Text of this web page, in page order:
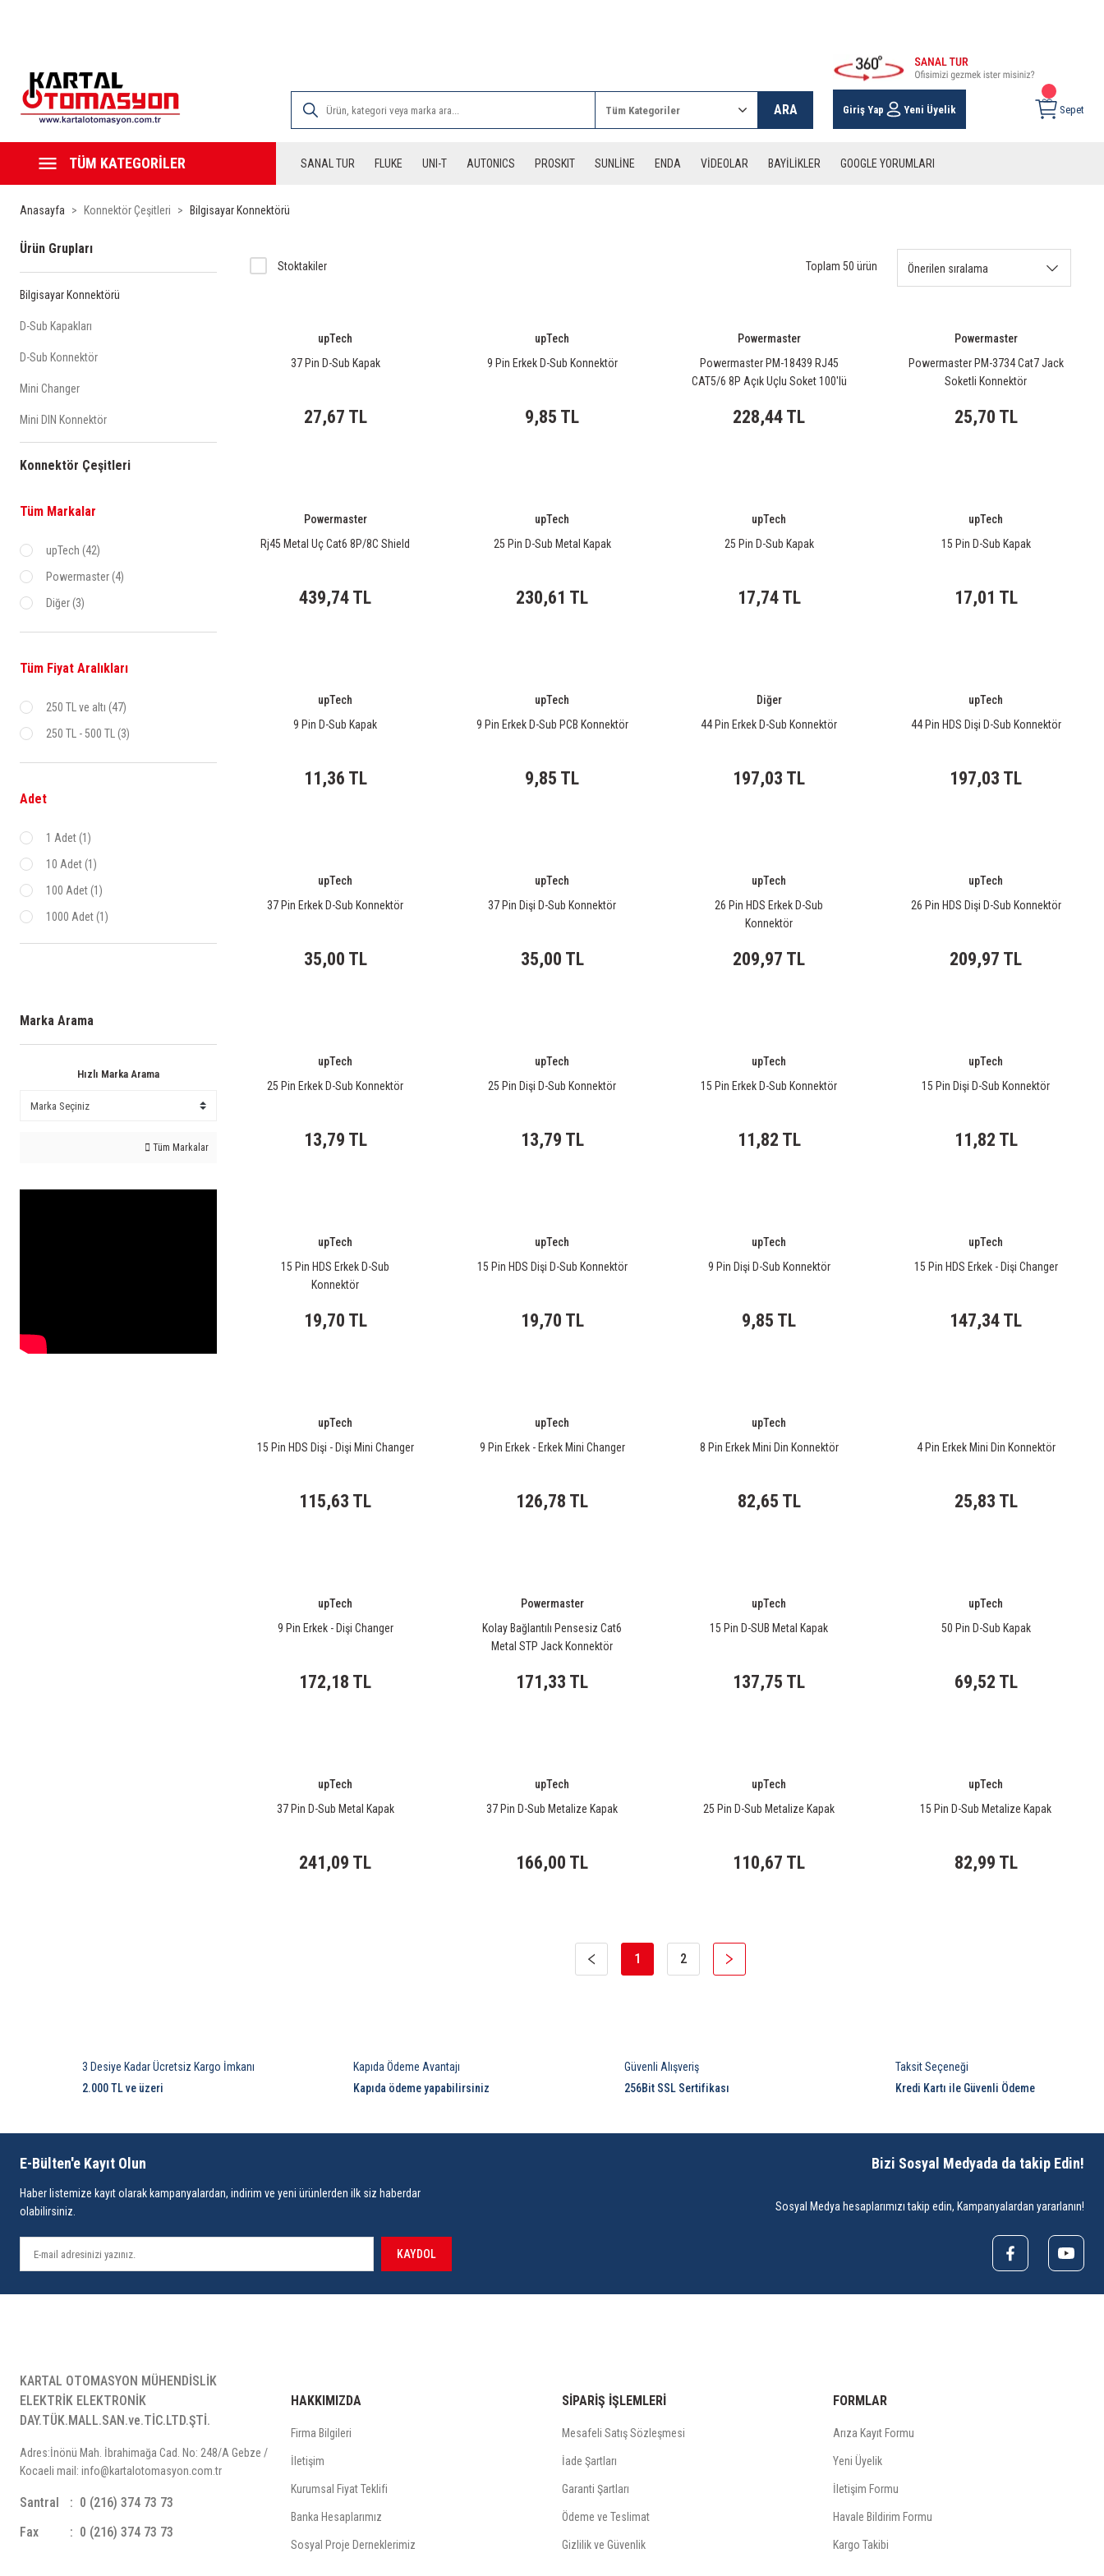
ARA Giriş Yap Yeni Üyelik Sepet
TÜM KATEGORİLER SANAL TUR FLUKE UNI-T AUTONICS PROSKIT SUNLİNE ENDA VİDEOLAR BAYİLİKLER GOOGLE YORUMLARI
Anasayfa Konnektör Çeşitleri Bilgisayar Konnektörü
Ürün Grupları
Bilgisayar Konnektörü
D-Sub Kapakları
D-Sub Konnektör
Mini Changer
Mini DIN Konnektör
Konnektör Çeşitleri
Tüm Markalar
upTech (42)
Powermaster (4)
Diğer (3)
Tüm Fiyat Aralıkları
250 TL ve altı (47)
250 TL - 500 TL (3)
Adet
1 Adet (1)
10 Adet (1)
100 Adet (1)
1000 Adet (1)
Marka Arama
Hızlı Marka Arama
Tüm Markalar
Stoktakiler Toplam 50 ürün
upTech
37 Pin D-Sub Kapak
27,67 TL
upTech
9 Pin Erkek D-Sub Konnektör
9,85 TL
Powermaster
Powermaster PM-18439 RJ45
CAT5/6 8P Açık Uçlu Soket 100'lü
228,44 TL
Powermaster
Powermaster PM-3734 Cat7 Jack
Soketli Konnektör
25,70 TL
Powermaster
Rj45 Metal Uç Cat6 8P/8C Shield
439,74 TL
upTech
25 Pin D-Sub Metal Kapak
230,61 TL
upTech
25 Pin D-Sub Kapak
17,74 TL
upTech
15 Pin D-Sub Kapak
17,01 TL
upTech
9 Pin D-Sub Kapak
11,36 TL
upTech
9 Pin Erkek D-Sub PCB Konnektör
9,85 TL
Diğer
44 Pin Erkek D-Sub Konnektör
197,03 TL
upTech
44 Pin HDS Dişi D-Sub Konnektör
197,03 TL
upTech
37 Pin Erkek D-Sub Konnektör
35,00 TL
upTech
37 Pin Dişi D-Sub Konnektör
35,00 TL
upTech
26 Pin HDS Erkek D-Sub
Konnektör
209,97 TL
upTech
26 Pin HDS Dişi D-Sub Konnektör
209,97 TL
upTech
25 Pin Erkek D-Sub Konnektör
13,79 TL
upTech
25 Pin Dişi D-Sub Konnektör
13,79 TL
upTech
15 Pin Erkek D-Sub Konnektör
11,82 TL
upTech
15 Pin Dişi D-Sub Konnektör
11,82 TL
upTech
15 Pin HDS Erkek D-Sub
Konnektör
19,70 TL
upTech
15 Pin HDS Dişi D-Sub Konnektör
19,70 TL
upTech
9 Pin Dişi D-Sub Konnektör
9,85 TL
upTech
15 Pin HDS Erkek - Dişi Changer
147,34 TL
upTech
15 Pin HDS Dişi - Dişi Mini Changer
115,63 TL
upTech
9 Pin Erkek - Erkek Mini Changer
126,78 TL
upTech
8 Pin Erkek Mini Din Konnektör
82,65 TL
4 Pin Erkek Mini Din Konnektör
25,83 TL
upTech
9 Pin Erkek - Dişi Changer
172,18 TL
Powermaster
Kolay Bağlantılı Pensesiz Cat6
Metal STP Jack Konnektör
171,33 TL
upTech
15 Pin D-SUB Metal Kapak
137,75 TL
upTech
50 Pin D-Sub Kapak
69,52 TL
upTech
37 Pin D-Sub Metal Kapak
241,09 TL
upTech
37 Pin D-Sub Metalize Kapak
166,00 TL
upTech
25 Pin D-Sub Metalize Kapak
110,67 TL
upTech
15 Pin D-Sub Metalize Kapak
82,99 TL
1 2
3 Desiye Kadar Ücretsiz Kargo İmkanı
2.000 TL ve üzeri
Kapıda Ödeme Avantajı
Kapıda ödeme yapabilirsiniz
Güvenli Alışveriş
256Bit SSL Sertifikası
Taksit Seçeneği
Kredi Kartı ile Güvenli Ödeme
E-Bülten'e Kayıt Olun
Haber listemize kayıt olarak kampanyalardan, indirim ve yeni ürünlerden ilk siz haberdar
olabilirsiniz.
KAYDOL
Bizi Sosyal Medyada da takip Edin!
Sosyal Medya hesaplarımızı takip edin, Kampanyalardan yararlanın!
KARTAL OTOMASYON MÜHENDİSLİK
ELEKTRİK ELEKTRONİK
DAY.TÜK.MALL.SAN.ve.TİC.LTD.ŞTİ.
Adres:İnönü Mah. İbrahimağa Cad. No: 248/A Gebze /
Kocaeli mail: info@kartalotomasyon.com.tr
Santral
0 (216) 374 73 73
Fax
0 (216) 374 73 73
HAKKIMIZDA
Firma Bilgileri
İletişim
Kurumsal Fiyat Teklifi
Banka Hesaplarımız
Sosyal Proje Derneklerimiz
SİPARİŞ İŞLEMLERİ
Mesafeli Satış Sözleşmesi
İade Şartları
Garanti Şartları
Ödeme ve Teslimat
Gizlilik ve Güvenlik
FORMLAR
Arıza Kayıt Formu
Yeni Üyelik
İletişim Formu
Havale Bildirim Formu
Kargo Takibi